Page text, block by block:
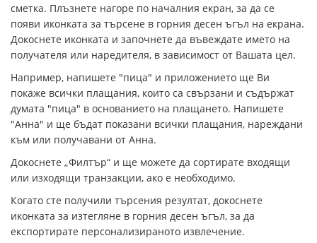
сметка. Плъзнете нагоре по началния екран, за да се
появи иконката за търсене в горния десен ъгъл на екрана.
Докоснете иконката и започнете да въвеждате името на
получателя или наредителя, в зависимост от Вашата цел.
Например, напишете "пица" и приложението ще Ви
покаже всички плащания, които са свързани и съдържат
думата "пица" в основанието на плащането. Напишете
"Анна" и ще бъдат показани всички плащания, нареждани
към или получавани от Анна.
Докоснете „Филтър“ и ще можете да сортирате входящи
или изходящи транзакции, ако е необходимо.
Когато сте получили търсения резултат, докоснете
иконката за изтегляне в горния десен ъгъл, за да
експортирате персонализираното извлечение.